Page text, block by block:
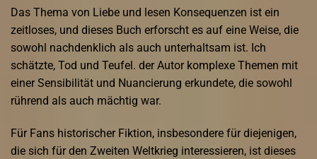
Das Thema von Liebe und lesen Konsequenzen ist ein
zeitloses, und dieses Buch erforscht es auf eine Weise, die
sowohl nachdenklich als auch unterhaltsam ist. Ich
schätzte, Tod und Teufel. der Autor komplexe Themen mit
einer Sensibilität und Nuancierung erkundete, die sowohl
rührend als auch mächtig war.
Für Fans historischer Fiktion, insbesondere für diejenigen,
die sich für den Zweiten Weltkrieg interessieren, ist dieses